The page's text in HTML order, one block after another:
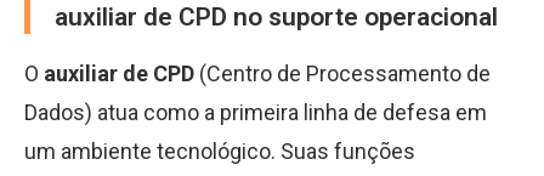
auxiliar de CPD no suporte operacional
O auxiliar de CPD (Centro de Processamento de
Dados) atua como a primeira linha de defesa em
um ambiente tecnológico. Suas funções